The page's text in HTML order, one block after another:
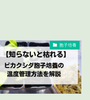
胞子培養